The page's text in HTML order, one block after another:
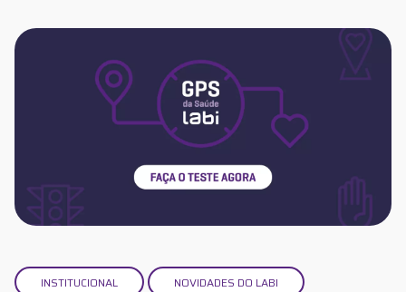
INSTITUCIONAL NOVIDADES DO LABI